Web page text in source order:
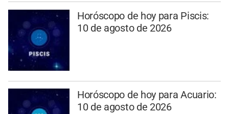
Horóscopo de hoy para Piscis:
10 de agosto de 2026
Horóscopo de hoy para Acuario:
10 de agosto de 2026